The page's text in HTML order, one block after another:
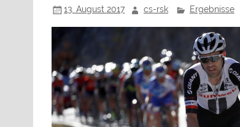
13. August 2017 cs-rsk Ergebnisse